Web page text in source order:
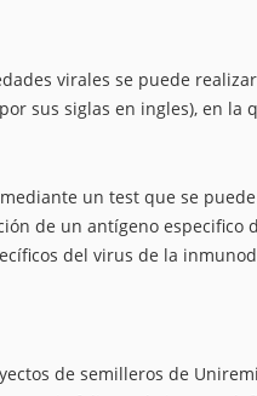
virales se puede
sus siglas en ingles), en
un test que se
de un antígeno
del virus de la
de semilleros de